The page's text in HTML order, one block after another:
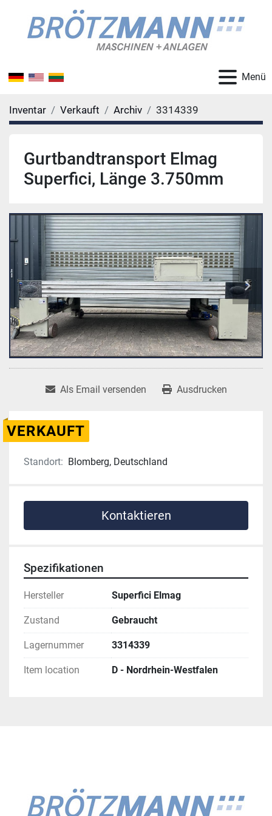
Menü
Inventar Verkauft Archiv 3314339
Gurtbandtransport Elmag
Superfici, Länge 3.750mm
Als Email versenden Ausdrucken
VERKAUFT
Standort: Blomberg, Deutschland
Kontaktieren
Spezifikationen
Hersteller Superfici Elmag
Zustand Gebraucht
Lagernummer 3314339
Item location D - Nordrhein-Westfalen